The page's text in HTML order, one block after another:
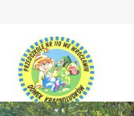
Przedszkole nr